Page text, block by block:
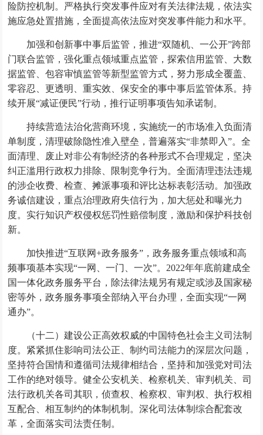
险防控机制。严格执行突发事件应对有关法律法规，依法实
施应急处置措施，全面提高依法应对突发事件能力和水平。
加强和创新事中事后监管，推进“双随机、一公开”跨部
门联合监管，强化重点领域重点监管，探索信用监管、大数
据监管、包容审慎监管等新型监管方式，努力形成全覆盖、
零容忍、更透明、重实效、保安全的事中事后监管体系。持
续开展“减证便民”行动，推行证明事项告知承诺制。
持续营造法治化营商环境，实施统一的市场准入负面清
单制度，清理破除隐性准入壁垒，普遍落实“非禁即入”。全
面清理、废止对非公有制经济的各种形式不合理规定，坚决
纠正滥用行政权力排除、限制竞争行为。全面清理违法违规
的涉企收费、检查、摊派事项和评比达标表彰活动。加强政
务诚信建设，重点治理政府失信行为，加大惩处和曝光力
度。实行知识产权侵权惩罚性赔偿制度，激励和保护科技创
新。
加快推进“互联网+政务服务”，政务服务重点领域和高
频事项基本实现“一网、一门、一次”。2022年年底前建成全
国一体化政务服务平台，除法律法规另有规定或涉及国家秘
密等外，政务服务事项全部纳入平台办理，全面实现“一网
通办”。
（十二）建设公正高效权威的中国特色社会主义司法制
度。紧紧抓住影响司法公正、制约司法能力的深层次问题，
坚持符合国情和遵循司法规律相结合，坚持和加强党对司法
工作的绝对领导。健全公安机关、检察机关、审判机关、司
法行政机关各司其职，侦查权、检察权、审判权、执行权相
互配合、相互制约的体制机制。深化司法体制综合配套改
革，全面落实司法责任制。